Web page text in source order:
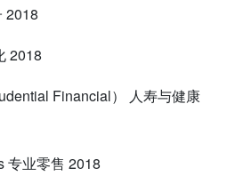
2018
2018
Financial） 人寿与健康
专业零售 2018